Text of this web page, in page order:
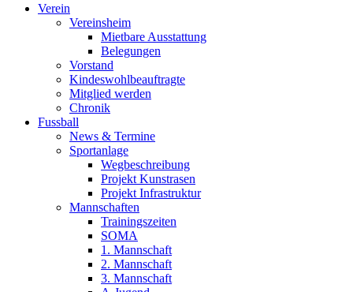
Verein
Vereinsheim
Mietbare Ausstattung
Belegungen
Vorstand
Kindeswohlbeauftragte
Mitglied werden
Chronik
Fussball
News & Termine
Sportanlage
Wegbeschreibung
Projekt Kunstrasen
Projekt Infrastruktur
Mannschaften
Trainingszeiten
SOMA
1. Mannschaft
2. Mannschaft
3. Mannschaft